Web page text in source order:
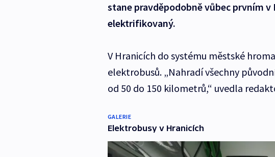
stane pravděpodobně vůbec prvním
elektrifikovaný.
V Hranicích do systému městské
elektrobusů. „Nahradí všechny
od 50 do 150 kilometrů,“ uvedla
GALERIE
Elektrobusy v Hranicích